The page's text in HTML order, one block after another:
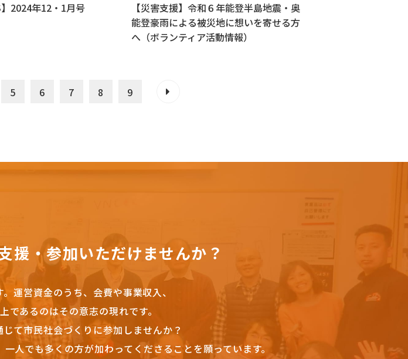
】2024年12・1月号
【災害支援】令和６年能登半島地震・奥
能登豪雨による被災地に想いを寄せる方
へ（ボランティア活動情報）
5 6 7 8 9
援・参加いただけませんか？
運営資金のうち、会費や事業収入、
であるのはその意志の現れです。
て市民社会づくりに参加しませんか？
人でも多くの方が加わってくださることを願っています。